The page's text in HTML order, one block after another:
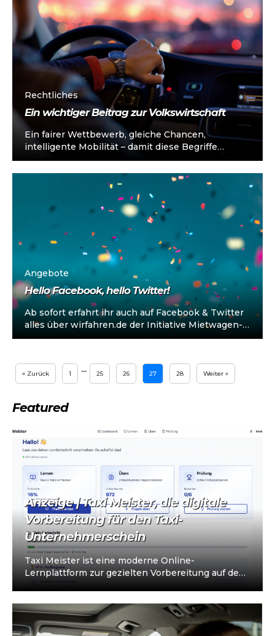
Rechtliches
Ein wichtiger Beitrag zur Volkswirtschaft
Ein fairer Wettbewerb, gleiche Chancen,
intelligente Mobilität – damit diese Begriffe
Realität werden, müssen Taten folgen. Wir
fordern die aktuellen...
Angebote
Hello Facebook, hello Twitter!
Ab sofort erfahrt ihr auch auf Facebook & Twitter
alles über wirfahren.de der Initiative Mietwagen-
Services.Wir haben es uns zur Aufgabe...
« Zurück 1 … 25 26 27 28 Weiter »
Featured
Angebote
Anzeige | Taxi Meister, die digitale
Vorbereitung für den Taxi-
Unternehmerschein
Taxi Meister ist eine moderne Online-
Lernplattform zur gezielten Vorbereitung auf den